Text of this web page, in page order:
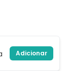
Adicionar